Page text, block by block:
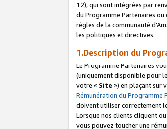
12), qui sont intégrées par
du Programme Partenaires ou
règles de la communauté
les politiques et directives.
1.Description du
Le Programme Partenaires
(uniquement disponible pour
votre « Site ») en plaçant sur
Rémunération du Programme
doivent utiliser correctement
Lorsque nos clients cliquent
vous pouvez toucher une